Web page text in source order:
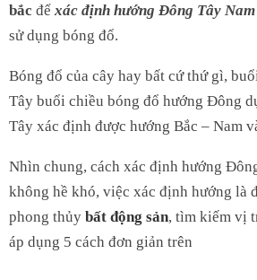
bắc để xác định hướng Đông Tây
sử dụng bóng đổ.
Bóng đổ của cây hay bất cứ thứ gì,
Tây buổi chiều bóng đổ hướng Đông
Tây xác định được hướng Bắc – Nam
Nhìn chung, cách xác định hướng
không hề khó, việc xác định hướng là
phong thủy bất động sản, tìm kiếm vị
áp dụng 5 cách đơn giản trên